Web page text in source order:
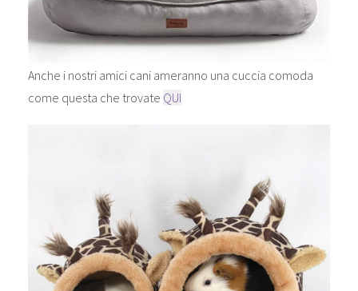
Anche i nostri amici cani ameranno una cuccia comoda
come questa che trovate QUI